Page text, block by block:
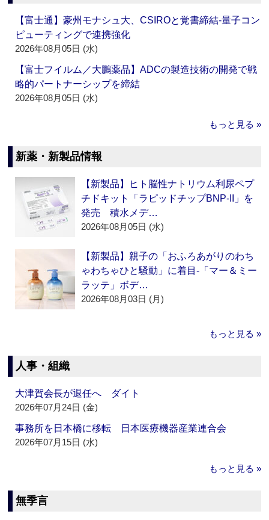
【富士通】豪州モナシュ大、CSIROと覚書締結‐量子コン
ピューティングで連携強化
2026年08月05日 (水)
【富士フイルム／大鵬薬品】ADCの製造技術の開発で戦
略的パートナーシップを締結
2026年08月05日 (水)
もっと見る »
新薬・新製品情報
【新製品】ヒト脳性ナトリウム利尿ペプ
チドキット「ラピッドチップBNP-II」を
発売 積水メデ…
2026年08月05日 (水)
【新製品】親子の「おふろあがりのわち
ゃわちゃひと騒動」に着目‐「マー＆ミー
ラッテ」ボデ…
2026年08月03日 (月)
もっと見る »
人事・組織
大津賀会長が退任へ ダイト
2026年07月24日 (金)
事務所を日本橋に移転 日本医療機器産業連合会
2026年07月15日 (水)
もっと見る »
無季言